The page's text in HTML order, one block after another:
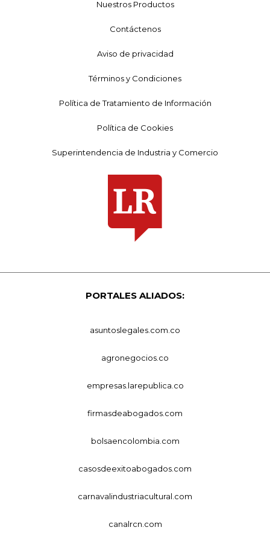
Nuestros Productos
Contáctenos
Aviso de privacidad
Términos y Condiciones
Política de Tratamiento de Información
Política de Cookies
Superintendencia de Industria y Comercio
PORTALES ALIADOS:
asuntoslegales.com.co
agronegocios.co
empresas.larepublica.co
firmasdeabogados.com
bolsaencolombia.com
casosdeexitoabogados.com
carnavalindustriacultural.com
canalrcn.com